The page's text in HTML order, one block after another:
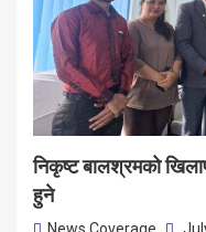
निकृष्ट बालश्रमको
हुने